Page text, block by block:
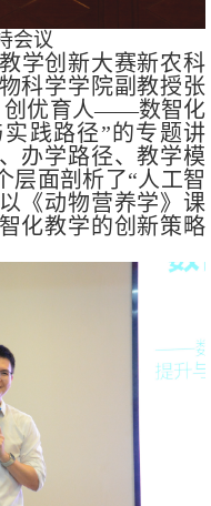
会议
学创新大赛新农科
科学学院副教授张
创优育人——数智化
践路径”的专题讲
办学路径、教学模
层面剖析了“人工智
《动物营养学》课
化教学的创新策略